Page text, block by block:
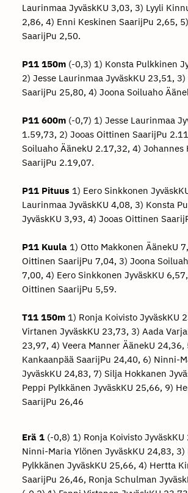
Laurinmaa JyväskKU 3,03, 3) Lyyli
2,86, 4) Enni Keskinen SaarijPu 2,65,
SaarijPu 2,50.
P11 150m(-0,3) 1) Konsta Pulkkinen
2) Jesse Laurinmaa JyväskKU 23,51,
SaarijPu 25,80, 4) Joona Soiluaho
P11 600m(-0,7) 1) Jesse Laurinmaa
1.59,73, 2) Jooas Oittinen SaarijPu
Soiluaho ÄänekU 2.17,32, 4) Johannes
SaarijPu 2.19,07.
P11 Pituus 1) Eero Sinkkonen
Laurinmaa JyväskKU 4,08, 3) Konsta
JyväskKU 3,93, 4) Jooas Oittinen
P11 Kuula 1) Otto Makkonen ÄänekU
Oittinen SaarijPu 7,04, 3) Joona
7,00, 4) Eero Sinkkonen JyväskKU
Oittinen SaarijPu 5,59.
T11 150m1) Ronja Koivisto JyväskKU
Virtanen JyväskKU 23,73, 3) Aada
23,97, 4) Veera Manner ÄänekU 24,36,
Kankaanpää SaarijPu 24,40, 6) Ninni-
JyväskKU 24,83, 7) Silja Hokkanen
Peppi Pylkkänen JyväskKU 25,66, 9)
SaarijPu 26,46
Erä 1(-0,8) 1) Ronja Koivisto JyväskKU
Ninni-Maria Ylönen JyväskKU 24,83, 3)
Pylkkänen JyväskKU 25,66, 4) Hertta
SaarijPu 26,46, Ronja Schulman